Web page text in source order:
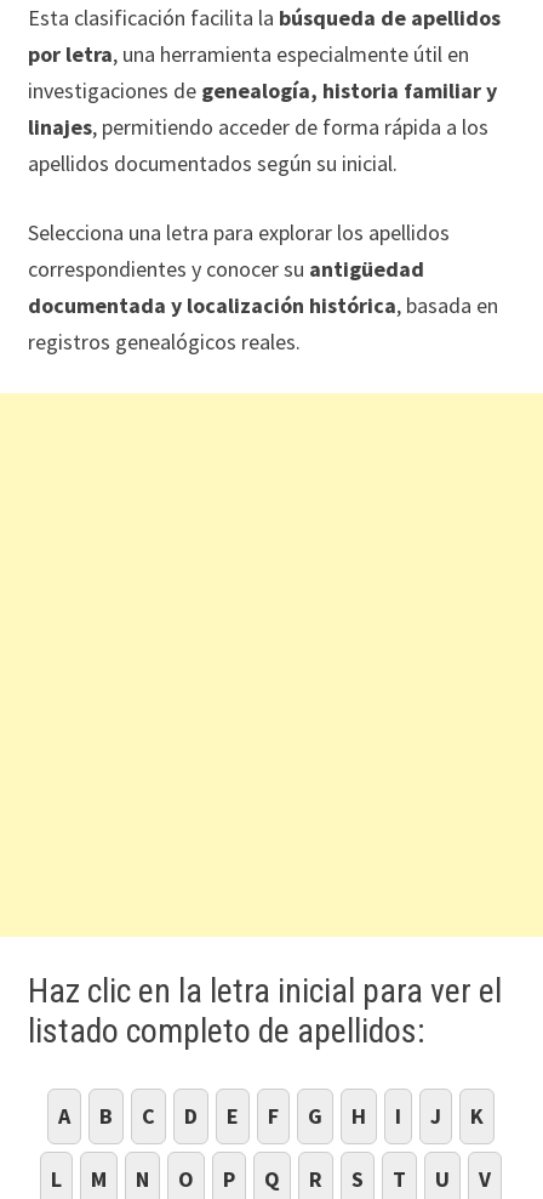
Esta clasificación facilita la búsqueda de apellidos
por letra, una herramienta especialmente útil en
investigaciones de genealogía, historia familiar y
linajes, permitiendo acceder de forma rápida a los
apellidos documentados según su inicial.
Selecciona una letra para explorar los apellidos
correspondientes y conocer su antigüedad
documentada y localización histórica, basada en
registros genealógicos reales.
Haz clic en la letra inicial para ver el
listado completo de apellidos:
A B C D E F G H I J K
L M N O P Q R S T U V